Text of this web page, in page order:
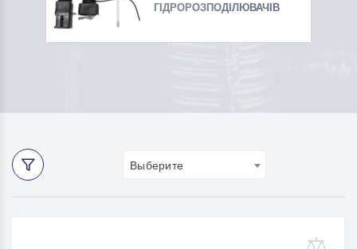
ГІДРОРОЗПОДІЛЮВАЧІВ
Выберите